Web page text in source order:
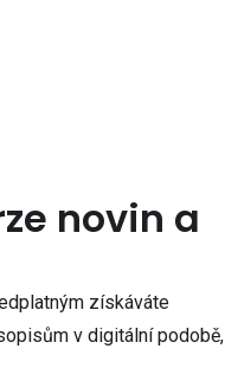
novin a
získáváte
v digitální podobě,